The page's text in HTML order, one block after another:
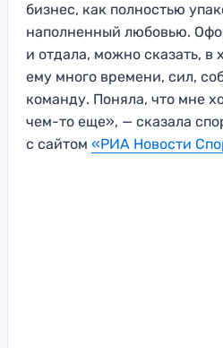
бизнес, как полностью
наполненный любовью.
и отдала, можно сказать, в
ему много времени, сил,
команду. Поняла, что мне
чем-то еще», — сказала
с сайтом «РИА Новости